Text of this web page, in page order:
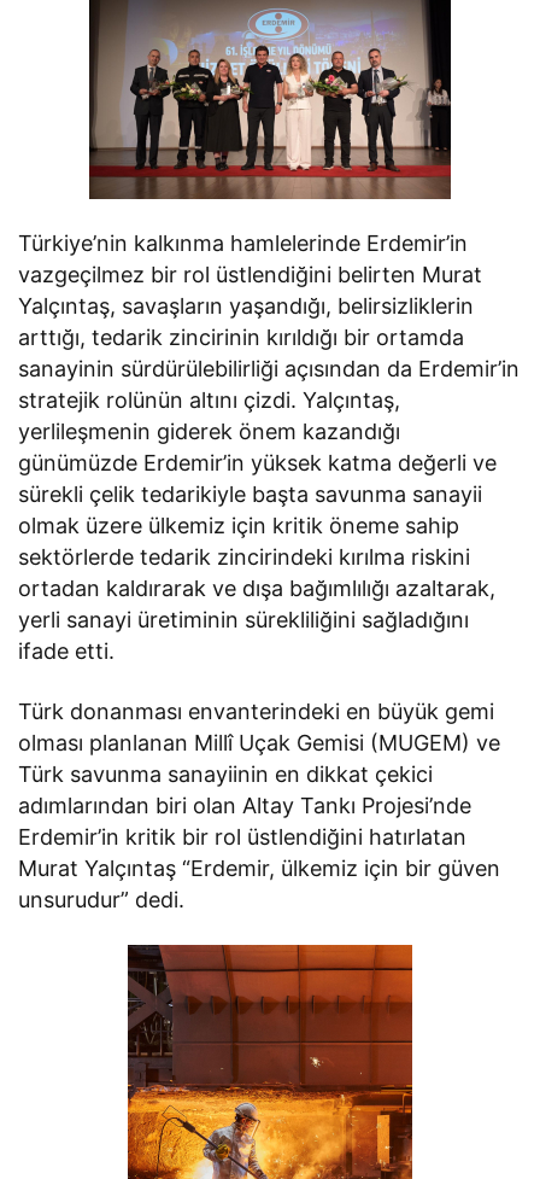
Türkiye’nin kalkınma hamlelerinde Erdemir’in
vazgeçilmez bir rol üstlendiğini belirten Murat
Yalçıntaş, savaşların yaşandığı, belirsizliklerin
arttığı, tedarik zincirinin kırıldığı bir ortamda
sanayinin sürdürülebilirliği açısından da Erdemir’in
stratejik rolünün altını çizdi. Yalçıntaş,
yerlileşmenin giderek önem kazandığı
günümüzde Erdemir’in yüksek katma değerli ve
sürekli çelik tedarikiyle başta savunma sanayii
olmak üzere ülkemiz için kritik öneme sahip
sektörlerde tedarik zincirindeki kırılma riskini
ortadan kaldırarak ve dışa bağımlılığı azaltarak,
yerli sanayi üretiminin sürekliliğini sağladığını
ifade etti.
Türk donanması envanterindeki en büyük gemi
olması planlanan Millî Uçak Gemisi (MUGEM) ve
Türk savunma sanayiinin en dikkat çekici
adımlarından biri olan Altay Tankı Projesi’nde
Erdemir’in kritik bir rol üstlendiğini hatırlatan
Murat Yalçıntaş “Erdemir, ülkemiz için bir güven
unsurudur” dedi.